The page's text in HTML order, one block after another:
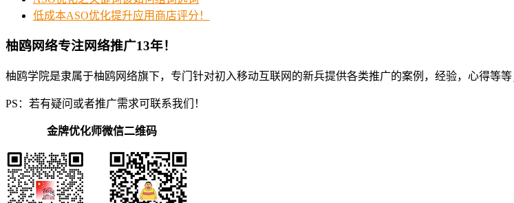
低成本ASO优化提升应用商店评分！
柚鸥网络专注网络推广13年！
柚鸥学院是隶属于柚鸥网络旗下，专门针对初入移动互联网的新兵提供各类推广的案例，经验，心得等等
PS：若有疑问或者推广需求可联系我们！
金牌优化师微信二维码